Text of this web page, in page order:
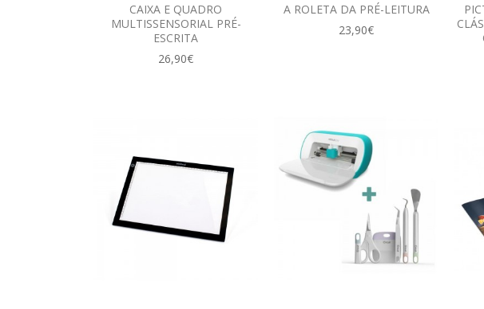
CAIXA E QUADRO
MULTISSENSORIAL PRÉ-
ESCRITA
26,90€
A ROLETA DA PRÉ-LEITURA
23,90€